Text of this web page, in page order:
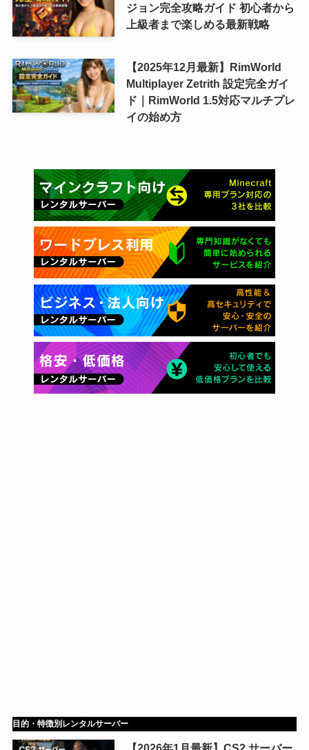
ジョン完全攻略ガイド 初心者から
上級者まで楽しめる最新戦略
【2025年12月最新】RimWorld
Multiplayer Zetrith 設定完全ガイ
ド｜RimWorld 1.5対応マルチプレ
イの始め方
目的・特徴別レンタルサーバー